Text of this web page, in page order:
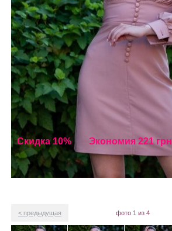
Скидка 10% Экономия 221 грн
< предыдущая фото 1 из 4